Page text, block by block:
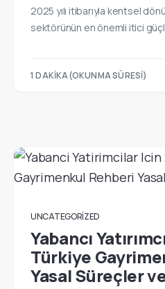
2025 yılı itibarıyla kentsel
sektörünün en önemli itici
1 DAKIKA(OKUNMA SÜRESI)
UNCATEGORIZED
Yabancı
Türkiye
Yasal Süreçler